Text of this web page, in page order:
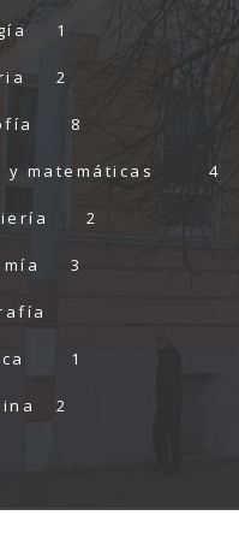
1
2
8
y matemáticas 4
2
3
1
2